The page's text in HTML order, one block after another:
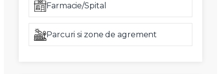
Farmacie/Spital
Parcuri si zone de agrement